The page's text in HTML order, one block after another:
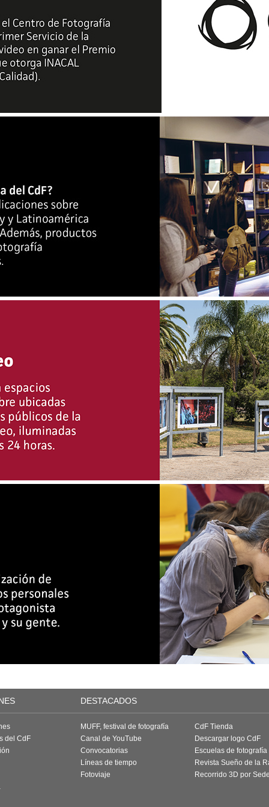
DESTACADOS
del CdF
MUFF, festival de fotografía
Canal de YouTube
Convocatorias
Líneas de tiempo
Fotoviaje
CdF Tienda
Descargar logo CdF
Escuelas de fotografía
Revista Sueño de la
Recorrido 3D por